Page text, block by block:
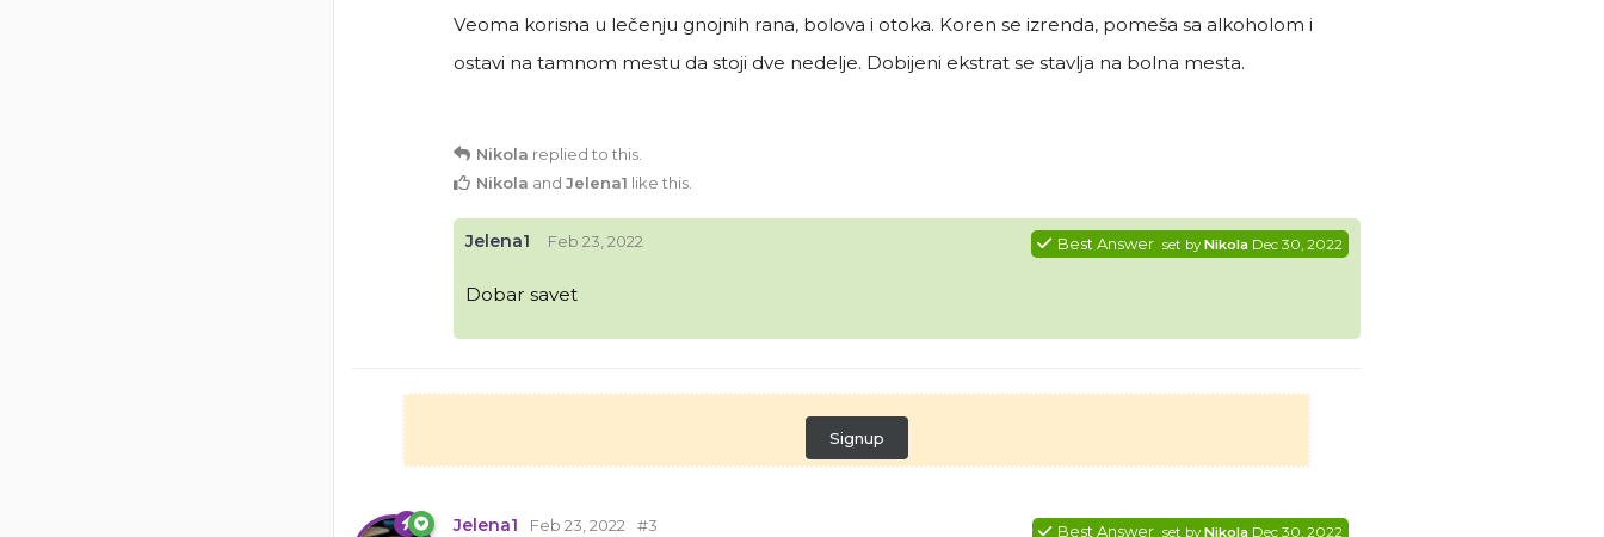
Veoma korisna u lečenju gnojnih rana, bolova i otoka. Koren se izrenda, pomeša sa alkoholom i
ostavi na tamnom mestu da stoji dve nedelje. Dobijeni ekstrat se stavlja na bolna mesta.
Nikola replied to this.
Nikola and Jelena1 like this.
Jelena1 Feb 23, 2022 Best Answer set byNikola Dec 30, 2022
Dobar savet
Signup
Jelena1 Feb 23, 2022 #3 Best Answer set byNikola Dec 30, 2022